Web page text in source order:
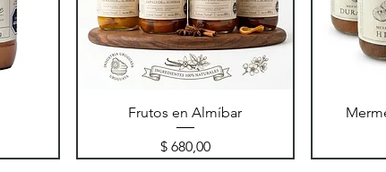
Frutos en Almíbar
Precio
$ 680,00